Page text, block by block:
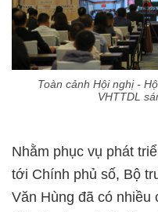
Toàn cảnh Hội nghị -
VHTTDL
Nhằm phục vụ phát
tới Chính phủ số, Bộ
Văn Hùng đã có nhiều